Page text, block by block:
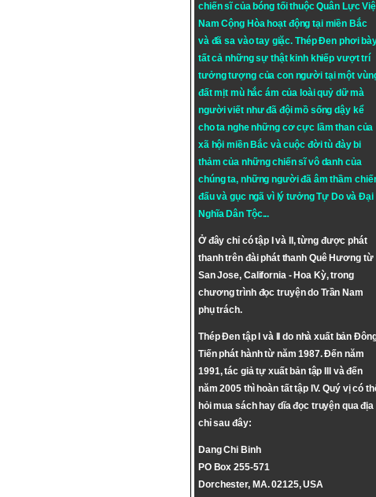
chiến sĩ của bóng tối thuộc Quân Lực
Nam Cộng Hòa hoạt động tại miền Bắc
và đã sa vào tay giặc. Thép Đen phơi
tất cả những sự thật kinh khiếp vượt trí
tưởng tượng của con người tại một
đất mịt mù hắc ám của loài quỷ dữ mà
người viết như đã đội mồ sống dậy kể
cho ta nghe những cơ cực lầm than của
xã hội miền Bắc và cuộc đời tù đày bi
thảm của những chiến sĩ vô danh của
chúng ta, những người đã âm thầm
đấu và gục ngã vì lý tưởngTự DovàĐại
Nghĩa Dân Tộc...
Ở đây chỉ có tập I và II, từng được phát
thanh trên đài phát thanh Quê Hương từ
San Jose, California - Hoa Kỳ, trong
chương trình đọc truyện do Trần Nam
phụ trách.
Thép Đen tập I và II do nhà xuất bản
Tiến phát hành từ năm 1987. Đến năm
1991, tác giả tự xuất bản tập III và đến
năm 2005 thì hoàn tất tập IV. Quý vị có
hỏi mua sách hay dĩa đọc truyện qua địa
chỉ sau đây:
Dang Chi Binh
PO Box 255-571
Dorchester, MA. 02125, USA